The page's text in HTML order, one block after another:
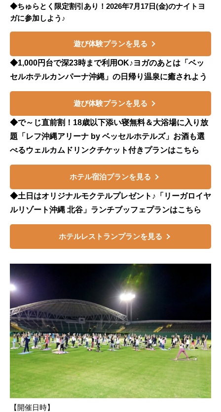
◆ちゅらとく限定割引あり！2026年7月17日(金)のナイトヨ
ガに参加しよう♪
遊び体験プランを見る
◆1,000円台で深23時まで利用OK♪ヨガのあとは「ベッ
セルホテルカンパーナ沖縄」の日帰り温泉に癒されよう
遊び体験プランを見る
◆で～じ直前割！18歳以下添い寝無料＆大浴場に入り放
題「レフ沖縄アリーナ by ベッセルホテルズ」お酒も選
べるウェルカムドリンクチケット付きプランはこちら
ホテル宿泊プランを見る
◆土日はオリジナルモクテルプレゼント♪「リーガロイヤ
ルリゾート沖縄 北谷」ランチブッフェプランはこちら
ホテルレストランプランを見る
【開催日時】